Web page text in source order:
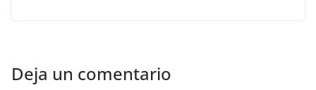
Deja un comentario